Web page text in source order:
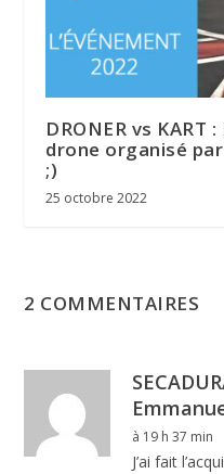
DRONER vs
drone organisé
;)
25 octobre 2022
2 COMMENTAIRES
à 19 h 37 min
J’ai fait